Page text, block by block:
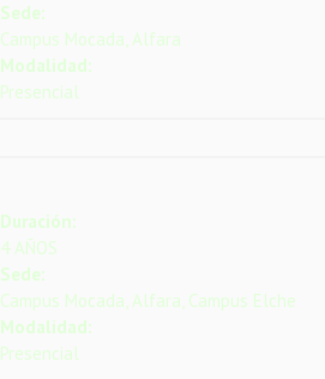
Sede:
Campus Mocada, Alfara
Modalidad:
Presencial
Duración:
4 AÑOS
Sede:
Campus Mocada, Alfara, Campus Elche
Modalidad:
Presencial